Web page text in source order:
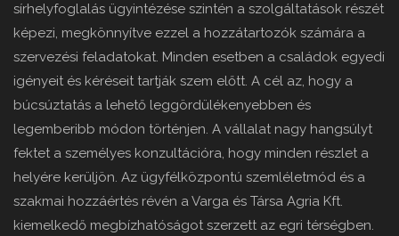
sírhelyfoglalás ügyintézése szintén a szolgáltatások részét
képezi, megkönnyítve ezzel a hozzátartozók számára a
szervezési feladatokat. Minden esetben a családok egyedi
igényeit és kéréseit tartják szem előtt. A cél az, hogy a
búcsúztatás a lehető leggördülékenyebben és
legemberibb módon történjen. A vállalat nagy hangsúlyt
fektet a személyes konzultációra, hogy minden részlet a
helyére kerüljön. Az ügyfélközpontú szemléletmód és a
szakmai hozzáértés révén a Varga és Társa Agria Kft.
kiemelkedő megbízhatóságot szerzett az egri térségben.